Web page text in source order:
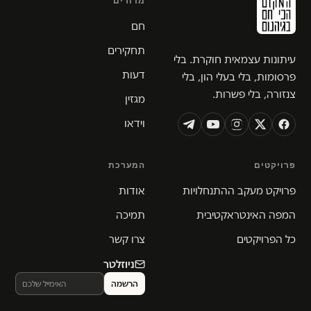
עיתונות עצמאית חוקרת. בלי
פרסומות, בלי בעלי הון, בלי
צנזורה, בלי פשרות.
חם
תחקירים
דעות
מגזין
וידאו
פרויקטים
פרויקט מעקב ההתנחלויות
המפה האינטראקטיבית
כל הפרויקטים
המערכת
אודות
תמיכה
צרו קשר
ניוזלטר